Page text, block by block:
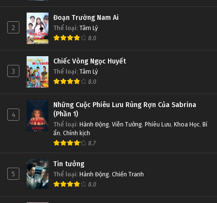
2
Đoạn Trường Nam Ai
Thể loại: Tâm Lý
8.0
3
Chiếc Vòng Ngọc Huyết
Thể loại: Tâm Lý
8.0
4
Những Cuộc Phiêu Lưu Rùng Rợn Của Sabrina
(Phần 1)
Thể loại: Hành Động, Viễn Tưởng, Phiêu Lưu, Khoa Học, Bí
ẩn, Chính kịch
8.7
5
Tin tưởng
Thể loại: Hành Động, Chiến Tranh
8.0